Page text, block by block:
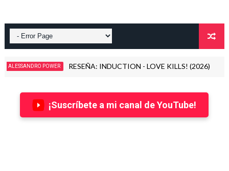
2026 INSIDIOUS DISEASE, banda formada por miembros de
¡Suscríbete a mi canal de YouTube!